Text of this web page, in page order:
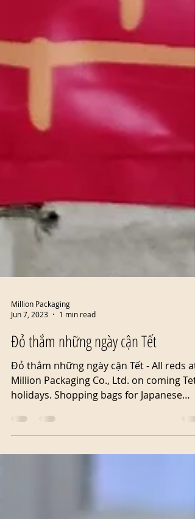
Jun 7, 2023
1 min read
Đỏ thắm những ngày cận Tết
Đỏ thắm những ngày cận Tết - All reds at
Million Packaging Co., Ltd. on coming Tet
holidays. Shopping bags for Japanese